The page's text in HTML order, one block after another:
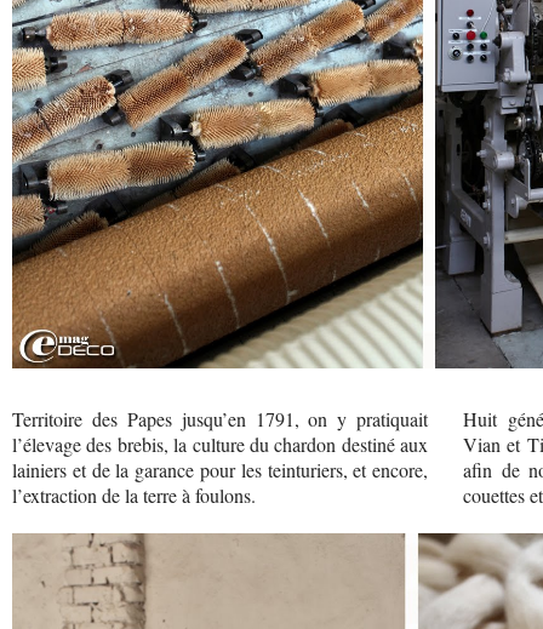
Territoire des Papes jusqu’en 1791, on y pratiquait
l’élevage des brebis, la culture du chardon destiné aux
lainiers et de la garance pour les teinturiers, et encore,
l’extraction de la terre à foulons.
Huit
Vian et
afin de
couettes